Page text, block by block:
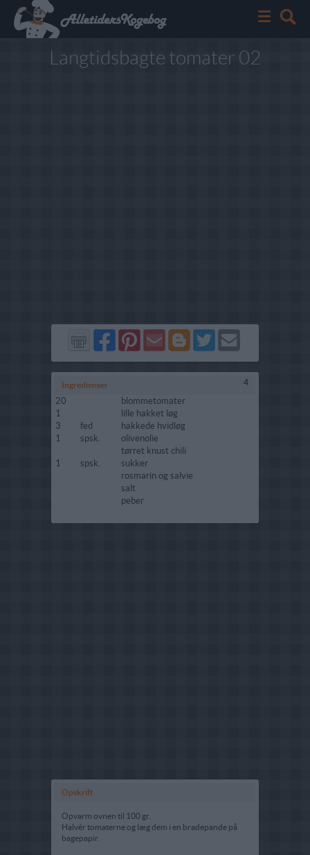
Langtidsbagte tomater 02
Del
på
Facebook
Del
på
Pinterest
Send
via
GMail
Del
på
Blogger
Del
på
Twitter
Send
Ingredienser 4
20
blommetomater
1
lille hakket løg
3
fed
hakkede hvidløg
1
spsk.
olivenolie
tørret knust chili
1
spsk.
sukker
rosmarin og salvie
salt
peber
Opskrift
Opvarm ovnen til 100 gr.
Halvér tomaterne og læg dem i en bradepande på
bagepapir.